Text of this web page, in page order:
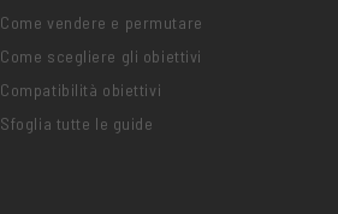
Come vendere e permutare
Come scegliere gli obiettivi
Compatibilità obiettivi
Sfoglia tutte le guide